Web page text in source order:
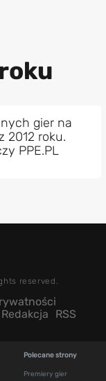
gier na
2012 roku.
PPE.PL
reserved.
Redakcja RSS
Polecane strony
Premiery gier